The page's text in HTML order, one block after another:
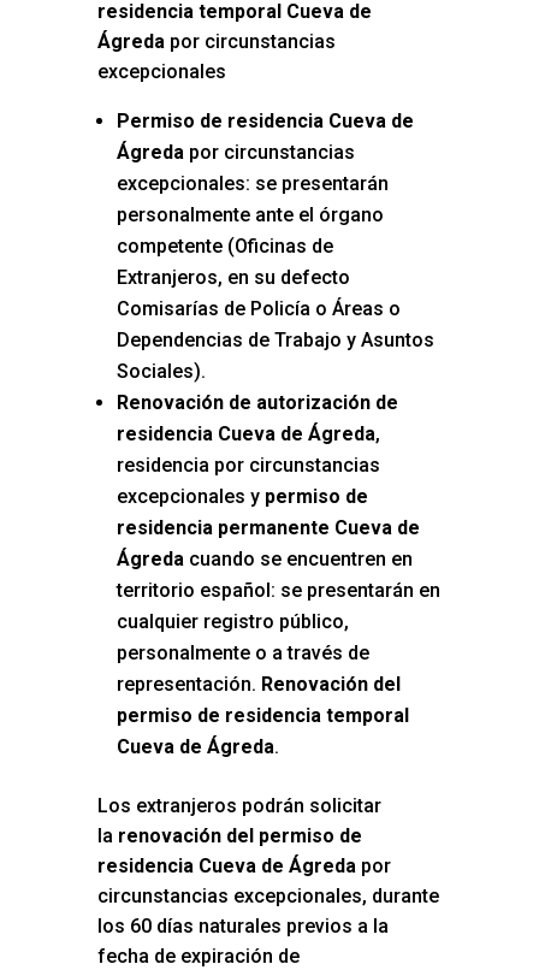
residencia temporal Cueva de
Ágreda por circunstancias
excepcionales
Permiso de residencia Cueva de
Ágredapor circunstancias
excepcionales: se presentarán
personalmente ante el órgano
competente (Oficinas de
Extranjeros, en su defecto
Comisarías de Policía o Áreas o
Dependencias de Trabajo y Asuntos
Sociales).
Renovación de autorización de
residencia Cueva de Ágreda,
residencia por circunstancias
excepcionales y permiso de
residencia permanente Cueva de
Ágredacuando se encuentren en
territorio español: se presentarán en
cualquier registro público,
personalmente o a través de
representación. Renovación del
permiso de residencia temporal
Cueva de Ágreda.
Los extranjeros podrán solicitar
la renovación del permiso de
residencia Cueva de Ágredapor
circunstancias excepcionales, durante
los 60 días naturales previos a la
fecha de expiración de